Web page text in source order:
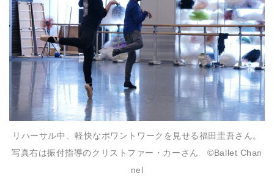
リハーサル中、軽快なポワントワークを見せる福田圭吾さん。
写真右は振付指導のクリストファー・カーさん ©️Ballet Chan
nel